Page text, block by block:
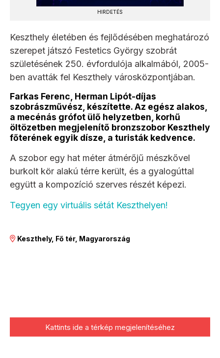
HIRDETÉS
Keszthely életében és fejlődésében meghatározó
szerepet játszó Festetics György szobrát
születésének 250. évfordulója alkalmából, 2005-
ben avatták fel Keszthely városközpontjában.
Farkas Ferenc, Herman Lipót-díjas
szobrászművész, készítette. Az egész alakos,
a mecénás grófot ülő helyzetben, korhű
öltözetben megjelenítő bronzszobor Keszthely
főterének egyik dísze, a turisták kedvence.
A szobor egy hat méter átmérőjű mészkővel
burkolt kör alakú térre került, és a gyalogúttal
együtt a kompozíció szerves részét képezi.
Tegyen egy virtuális sétát Keszthelyen!
Keszthely, Fő tér, Magyarország
Kattints ide a térkép megjelenítéséhez